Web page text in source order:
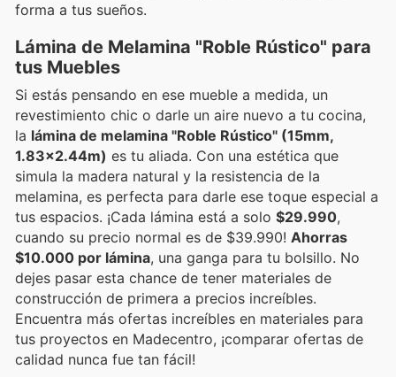
forma a tus sueños.
Lámina de Melamina "Roble Rústico" para
tus Muebles
Si estás pensando en ese mueble a medida, un
revestimiento chic o darle un aire nuevo a tu cocina,
la lámina de melamina "Roble Rústico" (15mm,
1.83x2.44m) es tu aliada. Con una estética que
simula la madera natural y la resistencia de la
melamina, es perfecta para darle ese toque especial a
tus espacios. ¡Cada lámina está a solo $29.990,
cuando su precio normal es de $39.990! Ahorras
$10.000 por lámina, una ganga para tu bolsillo. No
dejes pasar esta chance de tener materiales de
construcción de primera a precios increíbles.
Encuentra más ofertas increíbles en materiales para
tus proyectos en Madecentro, ¡comparar ofertas de
calidad nunca fue tan fácil!